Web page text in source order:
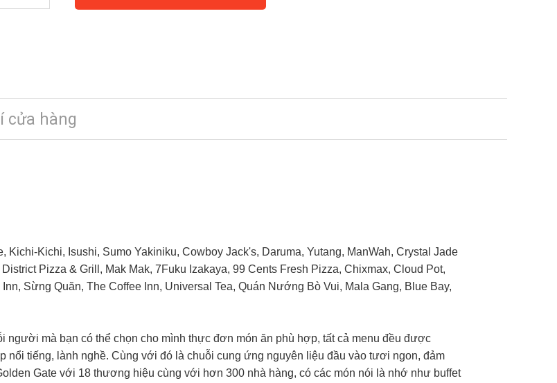
cửa hàng
Kichi-Kichi, Isushi, Sumo Yakiniku, Cowboy Jack's, Daruma, Yutang, ManWah, Crystal Jade
Pizza & Grill, Mak Mak, 7Fuku Izakaya, 99 Cents Fresh Pizza, Chixmax, Cloud Pot,
Sừng Quăn, The Coffee Inn, Universal Tea,Quán Nướng Bò Vui, Mala Gang, Blue Bay,
người mà bạn có thể chọn cho mình thực đơn món ăn phù hợp, tất cả menu đều được
nổi tiếng, lành nghề. Cùng với đó là chuỗi cung ứng nguyên liệu đầu vào tươi ngon, đảm
Gate với 18 thương hiệu cùng với hơn 300 nhà hàng, có các món nói là nhớ như buffet